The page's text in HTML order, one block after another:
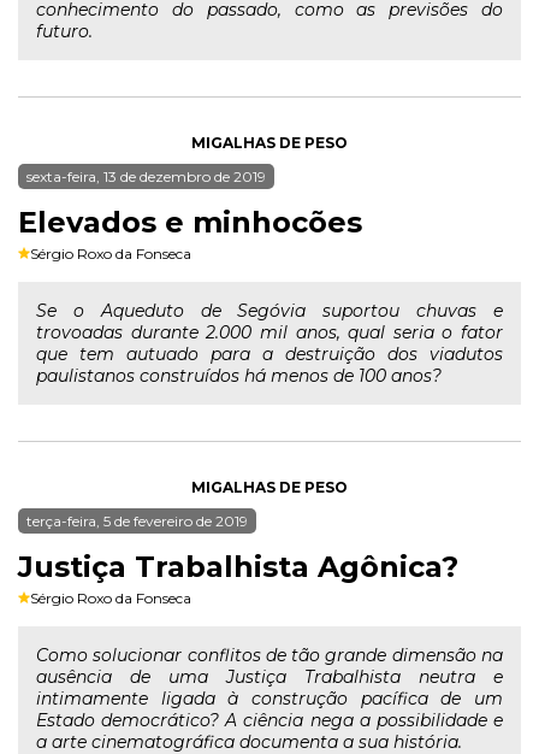
conhecimento do passado, como as previsões do
futuro.
MIGALHAS DE PESO
sexta-feira, 13 de dezembro de 2019
Elevados e minhocões
Sérgio Roxo da Fonseca
Se o Aqueduto de Segóvia suportou chuvas e
trovoadas durante 2.000 mil anos, qual seria o fator
que tem autuado para a destruição dos viadutos
paulistanos construídos há menos de 100 anos?
MIGALHAS DE PESO
terça-feira, 5 de fevereiro de 2019
Justiça Trabalhista Agônica?
Sérgio Roxo da Fonseca
Como solucionar conflitos de tão grande dimensão na
ausência de uma Justiça Trabalhista neutra e
intimamente ligada à construção pacífica de um
Estado democrático? A ciência nega a possibilidade e
a arte cinematográfica documenta a sua história.